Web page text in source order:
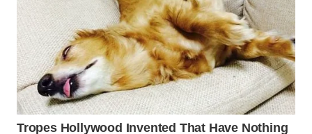
WN
KARO
WN
SIMALUNGUN
WN
LABUHANBATU